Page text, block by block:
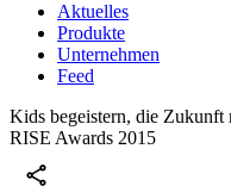
Aktuelles
Produkte
Unternehmen
Feed
Kids begeistern, die Zukunft
RISE Awards 2015